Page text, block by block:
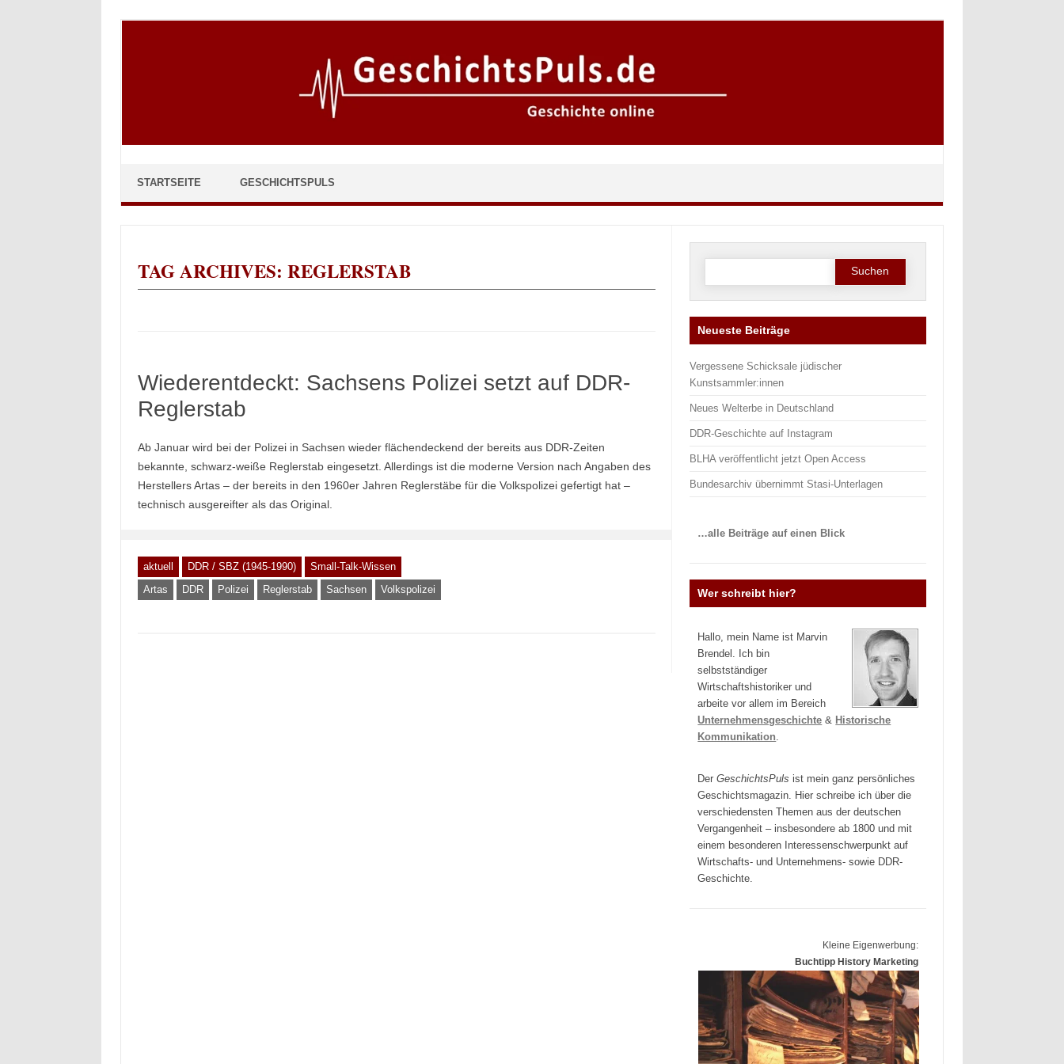
STARTSEITE GESCHICHTSPULS
TAG ARCHIVES: REGLERSTAB
Wiederentdeckt: Sachsens Polizei setzt auf DDR-
Reglerstab
Ab Januar wird bei der Polizei in Sachsen wieder flächendeckend der bereits aus DDR-Zeiten
bekannte, schwarz-weiße Reglerstab eingesetzt. Allerdings ist die moderne Version nach Angaben des
Herstellers Artas – der bereits in den 1960er Jahren Reglerstäbe für die Volkspolizei gefertigt hat –
technisch ausgereifter als das Original.
aktuell DDR / SBZ (1945-1990)
Small-Talk-Wissen
Artas
DDR Polizei Reglerstab Sachsen Volkspolizei
Suche
Neueste Beiträge
Vergessene Schicksale jüdischer
Kunstsammler:innen
Neues Welterbe in Deutschland
DDR-Geschichte auf Instagram
BLHA veröffentlicht jetzt Open Access
Bundesarchiv übernimmt Stasi-Unterlagen
…alle Beiträge auf einen Blick
Wer schreibt hier?
Hallo, mein Name ist Marvin
Brendel. Ich bin
selbstständiger
Wirtschaftshistoriker und
arbeite vor allem im Bereich
Unternehmensgeschichte & Historische
Kommunikation
DerGeschichtsPuls ist mein ganz persönliches
Geschichtsmagazin. Hier schreibe ich über die
verschiedensten Themen aus der deutschen
Vergangenheit – insbesondere ab 1800 und mit
einem besonderen Interessenschwerpunkt auf
Wirtschafts- und Unternehmens- sowie DDR-
Geschichte.
Kleine Eigenwerbung:
Buchtipp History Marketing